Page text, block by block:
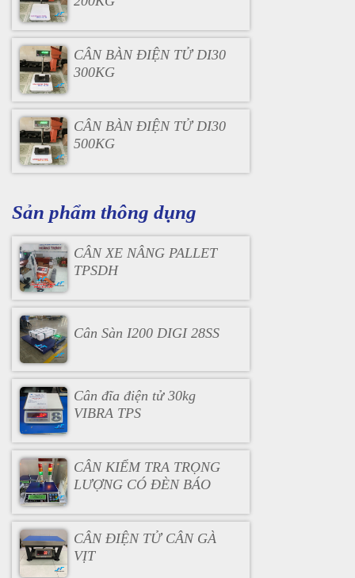
CÂN BÀN ĐIỆN TỬ DI30
300KG
CÂN BÀN ĐIỆN TỬ DI30
500KG
Sản phẩm thông dụng
CÂN XE NÂNG PALLET
TPSDH
Cân Sàn I200 DIGI 28SS
Cân đĩa điện tử 30kg
VIBRA TPS
CÂN KIỂM TRA TRỌNG
LƯỢNG CÓ ĐÈN BÁO
CÂN ĐIỆN TỬ CÂN GÀ
VỊT